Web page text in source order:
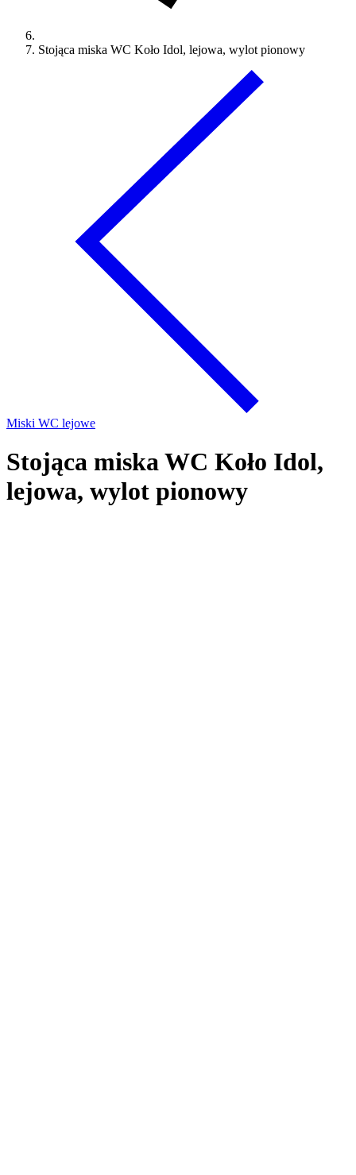
Stojąca miska WC Koło Idol, lejowa, wylot pionowy
Miski WC lejowe
Stojąca miska WC Koło Idol,
lejowa, wylot pionowy